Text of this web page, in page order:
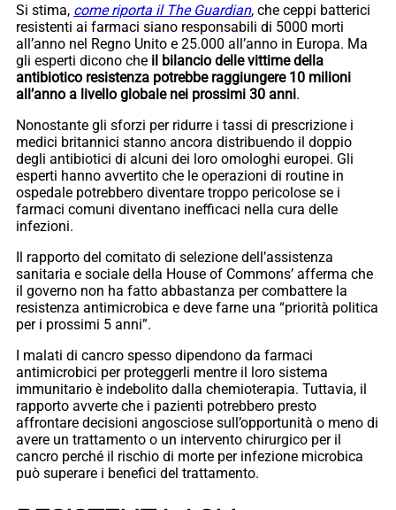
Si stima, come riporta il The Guardian, che ceppi batterici
resistenti ai farmaci siano responsabili di 5000 morti
all’anno nel Regno Unito e 25.000 all’anno in Europa. Ma
gli esperti dicono che il bilancio delle vittime della
antibiotico resistenza potrebbe raggiungere 10 milioni
all’anno a livello globale nei prossimi 30 anni.
Nonostante gli sforzi per ridurre i tassi di prescrizione i
medici britannici stanno ancora distribuendo il doppio
degli antibiotici di alcuni dei loro omologhi europei. Gli
esperti hanno avvertito che le operazioni di routine in
ospedale potrebbero diventare troppo pericolose se i
farmaci comuni diventano inefficaci nella cura delle
infezioni.
Il rapporto del comitato di selezione dell’assistenza
sanitaria e sociale della House of Commons’ afferma che
il governo non ha fatto abbastanza per combattere la
resistenza antimicrobica e deve farne una “priorità politica
per i prossimi 5 anni”.
I malati di cancro spesso dipendono da farmaci
antimicrobici per proteggerli mentre il loro sistema
immunitario è indebolito dalla chemioterapia. Tuttavia, il
rapporto avverte che i pazienti potrebbero presto
affrontare decisioni angosciose sull’opportunità o meno di
avere un trattamento o un intervento chirurgico per il
cancro perché il rischio di morte per infezione microbica
può superare i benefici del trattamento.